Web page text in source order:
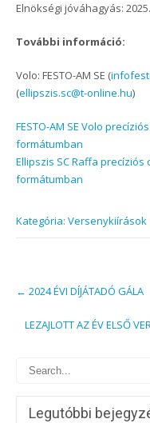
Elnökségi jóváhagyás:
További információ:
Volo: FESTO-AM SE (
(ellipszis.sc@t-online.hu)
FESTO-AM SE Volo
formátumban
Ellipszis SC Raffa
formátumban
Kategória: Versenykiírások
navigation
← 2024 ÉVI DÍJÁTADÓ GÁLA
LEZAJLOTT AZ ÉV ELSŐ
Legutóbbi